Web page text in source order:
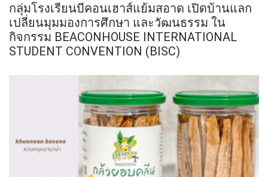
กลุ่มโรงเรียนบีคอนเฮาส์แย้มสอาด เปิดบ้านแลก
เปลี่ยนมุมมองการศึกษา และวัฒนธรรม ใน
กิจกรรม BEACONHOUSE INTERNATIONAL
STUDENT CONVENTION (BISC)